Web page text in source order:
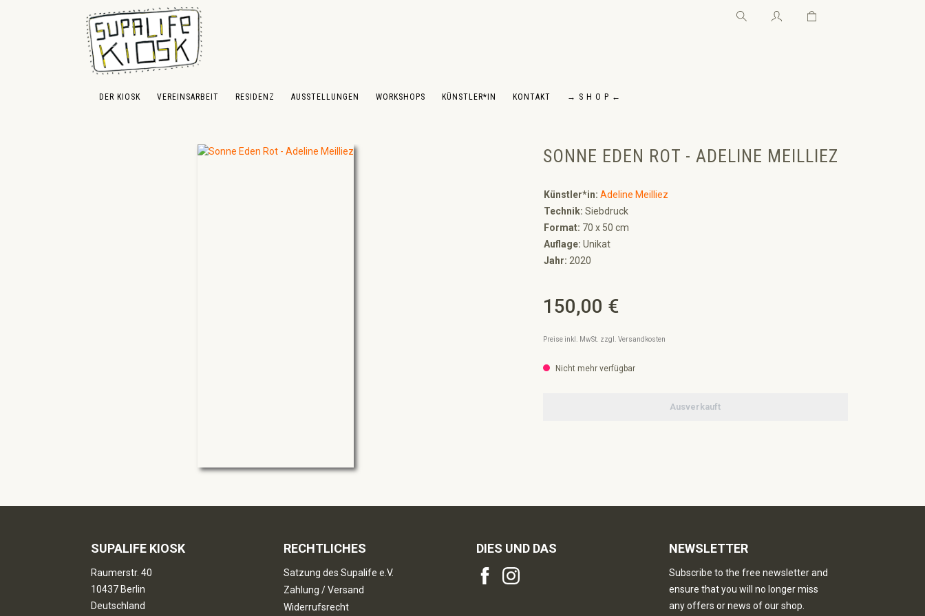
Hauptinhalt springen
Zur Suche springen
Zur Hauptnavigation springen Warenkorb enthält 0
DER KIOSK VEREINSARBEIT RESIDENZ AUSSTELLUNGEN WORKSHOPS KÜNSTLER*IN KONTAKT → S H O P ←
SONNE EDEN ROT - ADELINE MEILLIEZ
Künstler*in: Adeline Meilliez
Technik: Siebdruck
Format: 70 x 50 cm
Auflage: Unikat
Jahr: 2020
Regulärer Preis:
150,00 €
Preise inkl. MwSt. zzgl. Versandkosten
Nicht mehr verfügbar
Ausverkauft
SUPALIFE KIOSK
Raumerstr. 40
10437 Berlin
Deutschland
RECHTLICHES
Satzung des Supalife e.V.
Zahlung / Versand
Widerrufsrecht
DIES UND DAS NEWSLETTER
Subscribe to the free newsletter and
ensure that you will no longer miss
any offers or news of our shop.